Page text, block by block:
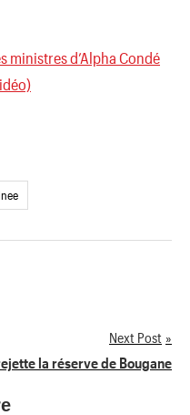
ministres d’Alpha Condé
Next Post
la réserve de Bougane